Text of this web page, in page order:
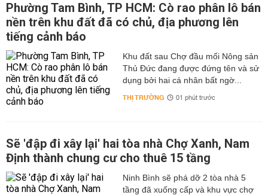
Phường Tam Bình, TP HCM: Cò rao phân lô bán
nền trên khu đất đã có chủ, địa phương lên
tiếng cảnh báo
Khu đất sau Chợ đầu mối Nông sản
Thủ Đức đang được đứng tên và sử
dụng bởi hai cá nhân bất ngờ...
THỊ TRƯỜNG 01 phút trước
Sẽ 'đập đi xây lại' hai tòa nhà Chợ Xanh, Nam
Định thành chung cư cho thuê 15 tầng
Ninh Bình sẽ phá dỡ 2 tòa nhà 5
tầng đã xuống cấp và khu vực chợ